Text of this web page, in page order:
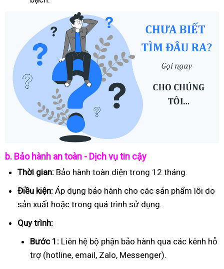
b. Bảo hành an toàn - Dịch vụ tin cậy
Thời gian: Bảo hành toàn diện trong 12 tháng.
Điều kiện: Áp dụng bảo hành cho các sản phẩm lỗi do
sản xuất hoặc trong quá trình sử dụng.
Quy trình:
Bước 1: Liên hệ bộ phận bảo hành qua các kênh hỗ
trợ (hotline, email, Zalo, Messenger).